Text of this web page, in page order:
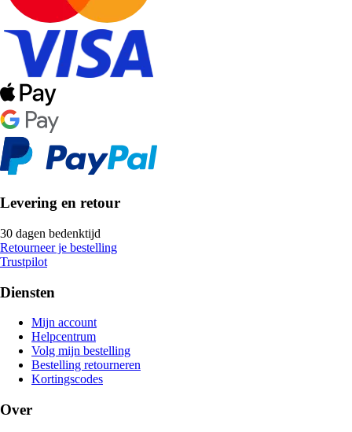
Levering en retour
30 dagen bedenktijd
Retourneer je bestelling
Trustpilot
Diensten
Mijn account
Helpcentrum
Volg mijn bestelling
Bestelling retourneren
Kortingscodes
Over